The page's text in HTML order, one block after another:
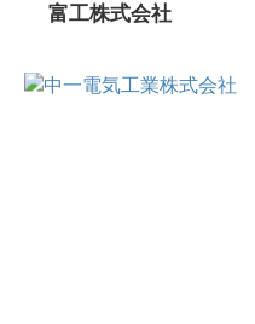
富工株式会社